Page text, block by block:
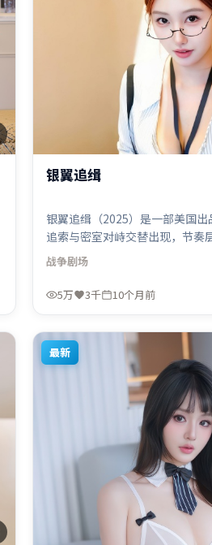
银翼追缉
银翼追缉（2025）是一部美国
追索与密室对峙交替出现，节奏
摄影与美术共同营造出强烈地域
贤执导，孙艺珍、胡歌、古天乐
等联袂出演。影片于2025年10月
战争剧场
5万 3千 10个月前
最新